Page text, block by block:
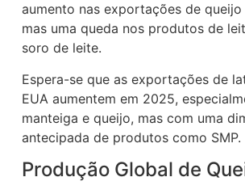
aumento nas exportações de queijo
mas uma queda nos produtos de
soro de leite.
Espera-se que as exportações de
EUA aumentem em 2025,
manteiga e queijo, mas com uma
antecipada de produtos como SMP.
Produção Global de